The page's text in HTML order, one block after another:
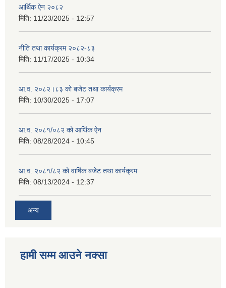
आर्थिक ऐन २०८२
मिति: 11/23/2025 - 12:57
नीति तथा कार्यक्रम २०८२-८३
मिति: 11/17/2025 - 10:34
आ.व. २०८२।८३ को बजेट तथा कार्यक्रम
मिति: 10/30/2025 - 17:07
आ.व. २०८१/०८२ को आर्थिक ऐन
मिति: 08/28/2024 - 10:45
आ.व. २०८१/८२ को वार्षिक बजेट तथा कार्यक्रम
मिति: 08/13/2024 - 12:37
अन्य
हामी सम्म आउने नक्सा